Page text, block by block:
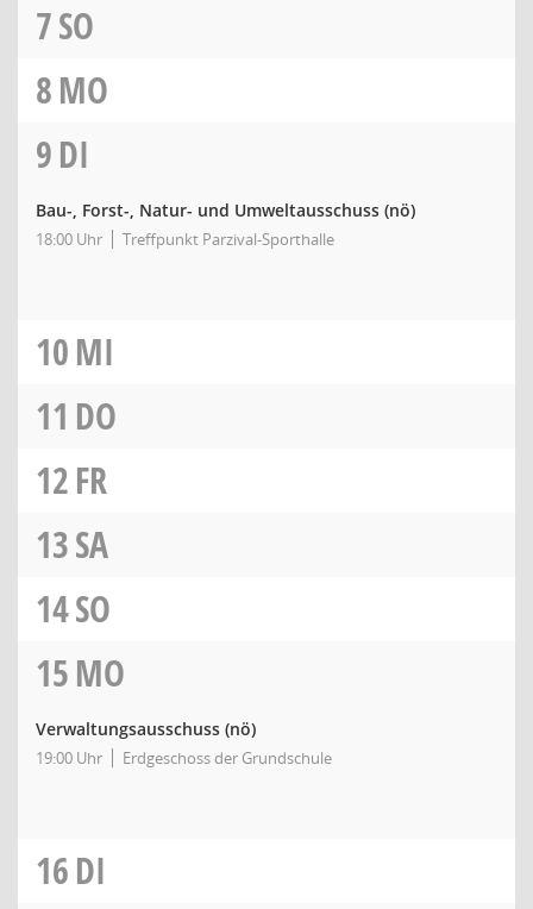
7SO
8MO
9DI
Bau-, Forst-, Natur- und Umweltausschuss (nö)
18:00 Uhr Treffpunkt Parzival-Sporthalle
10MI
11 DO
12FR
13SA
14SO
15MO
Verwaltungsausschuss (nö)
19:00 Uhr Erdgeschoss der Grundschule
16DI